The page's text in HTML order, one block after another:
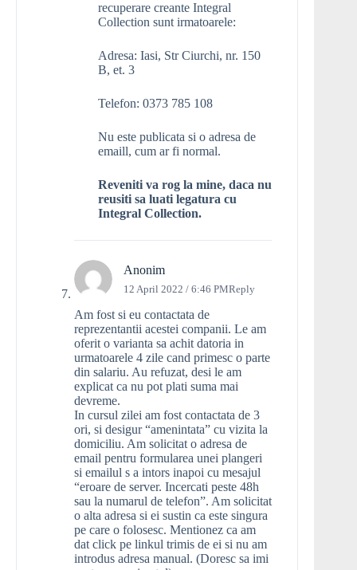
recuperare creante Integral
Collection sunt irmatoarele:
Adresa: Iasi, Str Ciurchi, nr. 150
B, et. 3
Telefon: 0373 785 108
Nu este publicata si o adresa de
emaill, cum ar fi normal.
Reveniti va rog la mine, daca nu
reusiti sa luati legatura cu
Integral Collection.
Anonim
12 April 2022 / 6:46 PMReply
Am fost si eu contactata de
reprezentantii acestei companii. Le am
oferit o varianta sa achit datoria in
urmatoarele 4 zile cand primesc o parte
din salariu. Au refuzat, desi le am
explicat ca nu pot plati suma mai
devreme.
In cursul zilei am fost contactata de 3
ori, si desigur “amenintata” cu vizita la
domiciliu. Am solicitat o adresa de
email pentru formularea unei plangeri
si emailul s a intors inapoi cu mesajul
“eroare de server. Incercati peste 48h
sau la numarul de telefon”. Am solicitat
o alta adresa si ei sustin ca este singura
pe care o folosesc. Mentionez ca am
dat click pe linkul trimis de ei si nu am
introdus adresa manual. (Doresc sa imi